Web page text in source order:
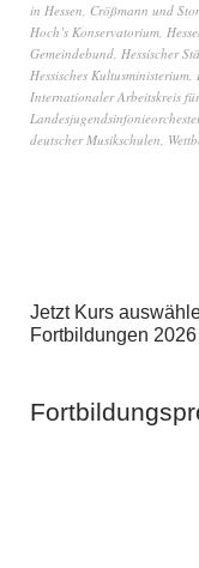
in Hessen, Crößmann und
Hoch’s Konservatorium,
Gemeindebund, Hessischer
Hessisches Kultusministerium,
Internationaler Arbeitskreis
deutscher Musikschulen,
Jetzt Kurs
Fortbildungen 2026